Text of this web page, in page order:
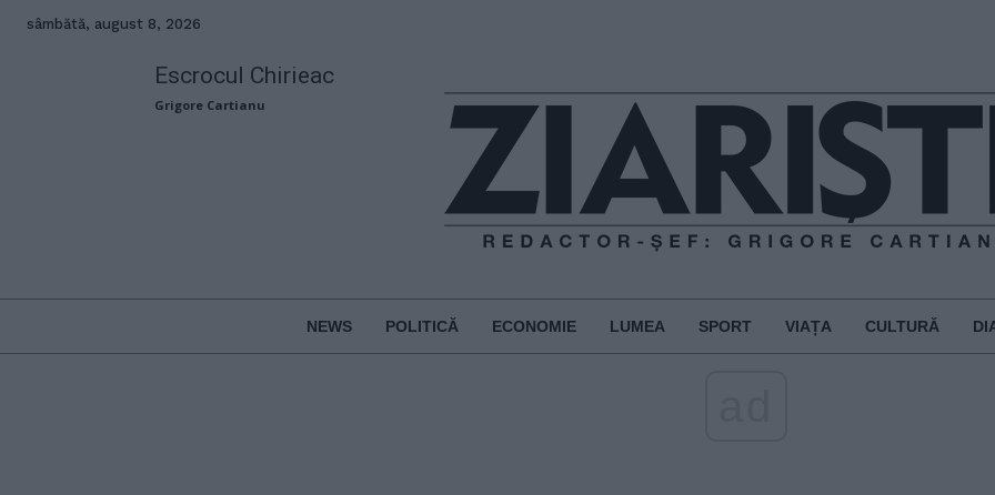
sâmbătă, august 8, 2026
Escrocul Chirieac
Grigore Cartianu
NEWS POLITICĂ ECONOMIE LUMEA SPORT VIAȚA CULTURĂ